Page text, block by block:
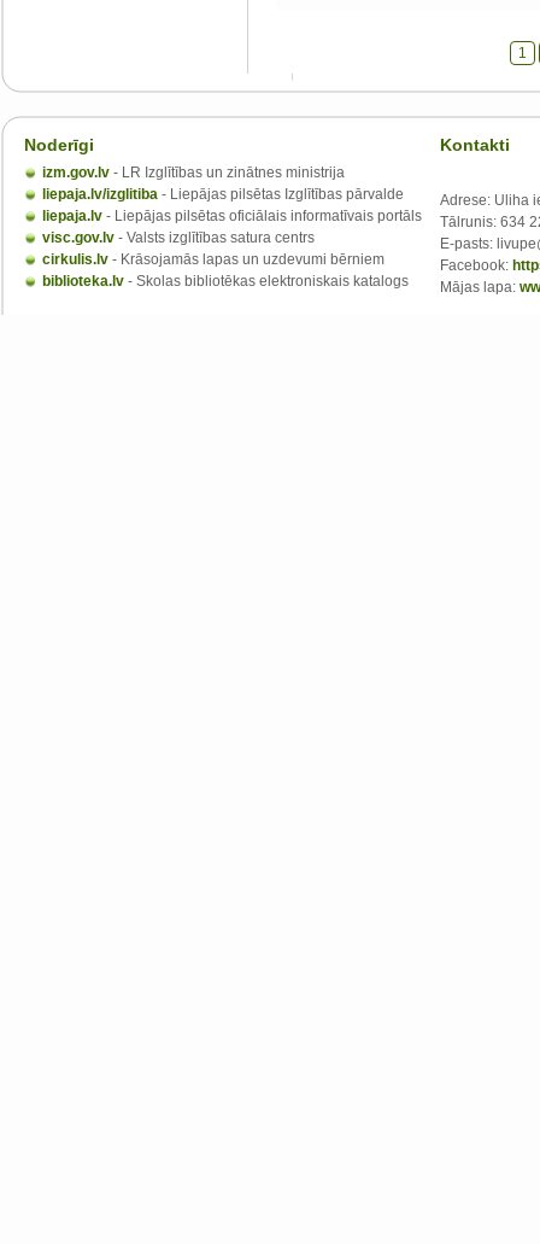
1
Noderīgi
izm.gov.lv - LR Izglītības un zinātnes ministrija
liepaja.lv/izglitiba - Liepājas pilsētas Izglītības pārvalde
liepaja.lv - Liepājas pilsētas oficiālais informatīvais portāls
visc.gov.lv - Valsts izglītības satura centrs
cirkulis.lv - Krāsojamās lapas un uzdevumi bērniem
biblioteka.lv - Skolas bibliotēkas elektroniskais katalogs
Kontakti
Adrese: Uliha
Tālrunis: 634
E-pasts:
Facebook:
Mājas lapa: